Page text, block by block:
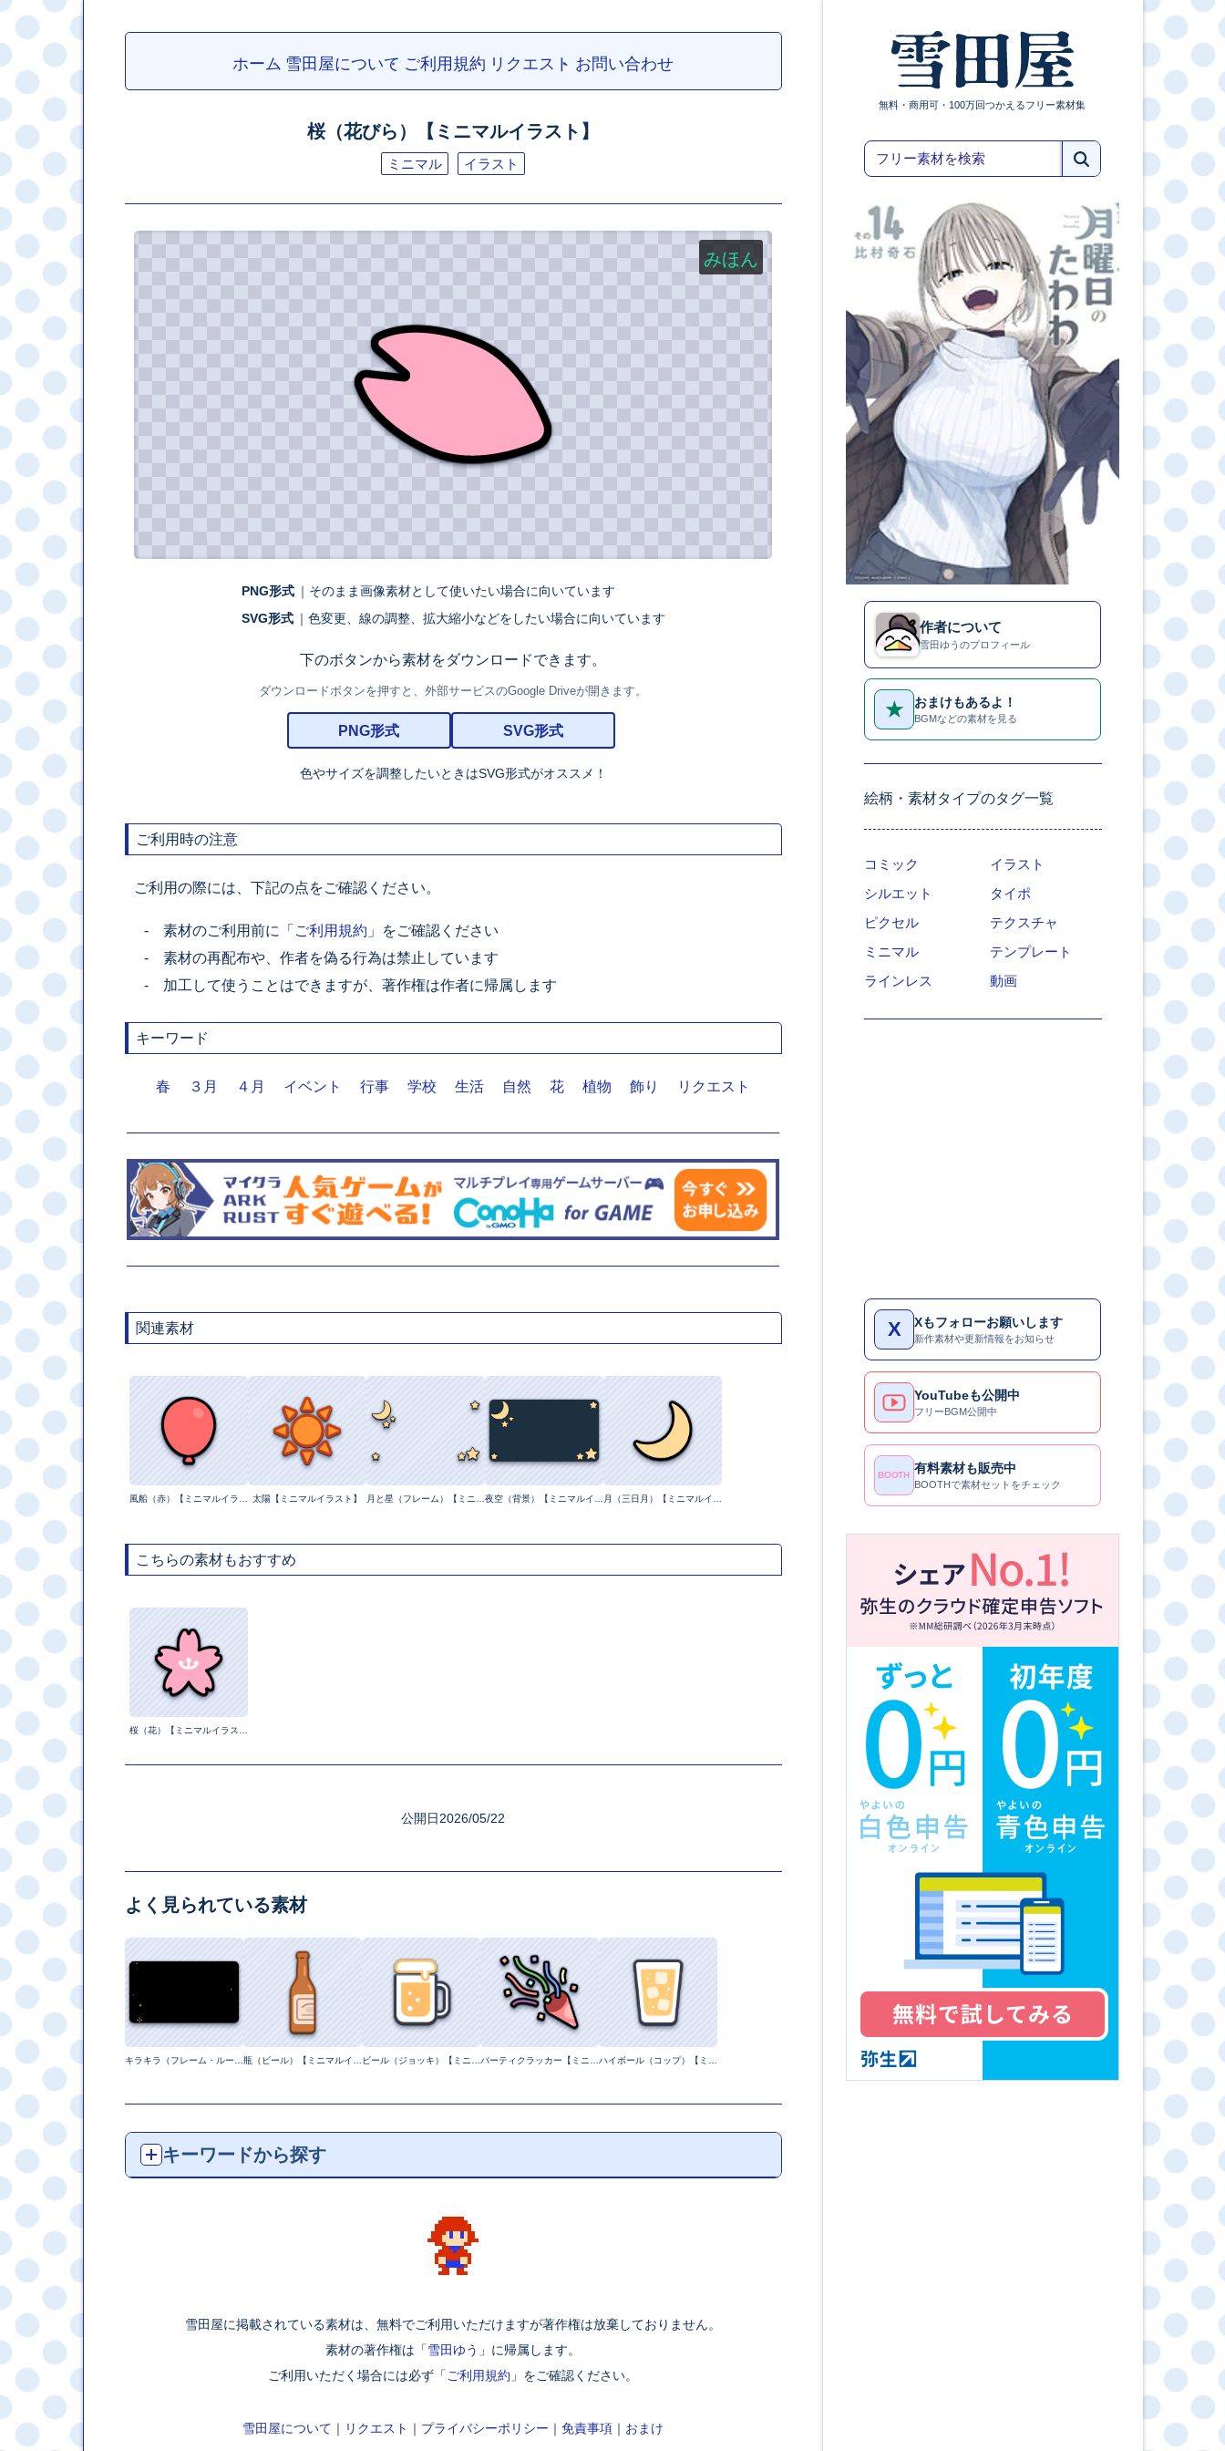
ホーム 雪田屋について ご利用規約 リクエスト お問い合わせ
桜（花びら）【ミニマルイラスト】
ミニマル イラスト
みほん
PNG形式 ｜そのまま画像素材として使いたい場合に向いています
SVG形式 ｜色変更、線の調整、拡大縮小などをしたい場合に向いています
下のボタンから素材をダウンロードできます。
ダウンロードボタンを押すと、外部サービスのGoogle Driveが開きます。
PNG形式 SVG形式
色やサイズを調整したいときはSVG形式がオススメ！
ご利用時の注意
ご利用の際には、下記の点をご確認ください。
素材のご利用前に「 ご利用規約 」をご確認ください
素材の再配布や、作者を偽る行為は禁止しています
加工して使うことはできますが、著作権は作者に帰属します
キーワード
春 ３月 ４月 イベント 行事 学校 生活 自然 花 植物 飾り リクエスト
関連素材
太陽【ミニマルイラスト】
こちらの素材もおすすめ
公開日2026/05/22
よく見られている素材
キーワードから探す
雪田屋に掲載されている素材は、無料でご利用いただけますが著作権は放棄しておりません。
素材の著作権は「雪田ゆう 」に帰属します。
ご利用いただく場合には必ず「ご利用規約 」をご確認ください。
雪田屋について ｜ リクエスト ｜ プライバシーポリシー ｜ 免責事項 ｜ おまけ
無料・商用可・100万回つかえるフリー素材集
作者について
雪田ゆうのプロフィール
★ おまけもあるよ！
BGMなどの素材を見る
絵柄・素材タイプのタグ一覧
コミック
シルエット
ピクセル
ミニマル
ラインレス
イラスト
タイポ
テクスチャ
テンプレート
動画
X Xもフォローお願いします
新作素材や更新情報をお知らせ
YouTubeも公開中
フリーBGM公開中
BOOTH 有料素材も販売中
BOOTHで素材セットをチェック